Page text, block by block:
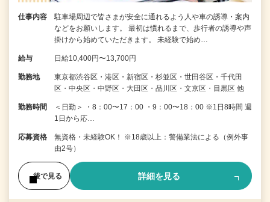
仕事内容
駐車場周辺で皆さまが安全に通れるよう人や車の誘導・案内
などをお願いします。 最初は慣れるまで、歩行者の誘導や声
掛けから始めていただきます。 未経験で始め…
給与 日給10,400円〜13,700円
勤務地
東京都渋谷区・港区・新宿区・杉並区・世田谷区・千代田
区・中央区・中野区・大田区・品川区・文京区・目黒区 他
勤務時間
＜日勤＞ ・8：00〜17：00 ・9：00〜18：00 ※1日8時間 週
1日から応…
応募資格
無資格・未経験OK！ ※18歳以上：警備業法による（例外事
由2号）
後で見る 詳細を見る